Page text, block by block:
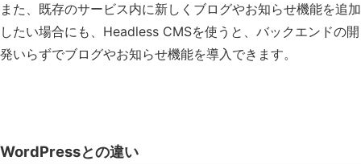
また、既存のサービス内に新しくブログやお知らせ機能を追加
したい場合にも、Headless CMSを使うと、バックエンドの開
発いらずでブログやお知らせ機能を導入できます。
WordPressとの違い